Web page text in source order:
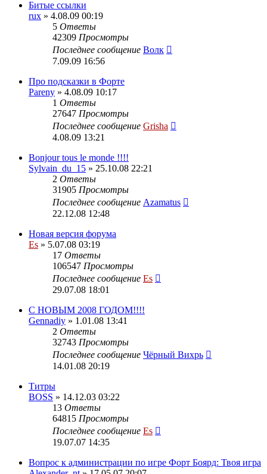
Битые ссылки
rux » 4.08.09 00:19
5 Ответы
42309 Просмотры
Последнее сообщение Волк
7.09.09 16:56
Про подсказки в Форте
Pareny » 4.08.09 10:17
1 Ответы
27647 Просмотры
Последнее сообщение Grisha
4.08.09 13:21
Bonjour tous le monde !!!!
Sylvain_du_15 » 25.10.08 22:21
2 Ответы
31905 Просмотры
Последнее сообщение Azamatus
22.12.08 12:48
Новая версия форума
Es » 5.07.08 03:19
17 Ответы
106547 Просмотры
Последнее сообщение Es
29.07.08 18:01
C НОВЫМ 2008 ГОДОМ!!!!
Gennadiy » 1.01.08 13:41
2 Ответы
32743 Просмотры
Последнее сообщение Чёрный Вихрь
14.01.08 20:19
Титры
BOSS » 14.12.03 03:22
13 Ответы
64815 Просмотры
Последнее сообщение Es
19.07.07 14:35
Вопрос к администрации по игре Форт Боярд: Твоя игра